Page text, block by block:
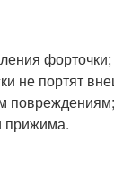
форточки;
не портят
повреждениям;
прижима.